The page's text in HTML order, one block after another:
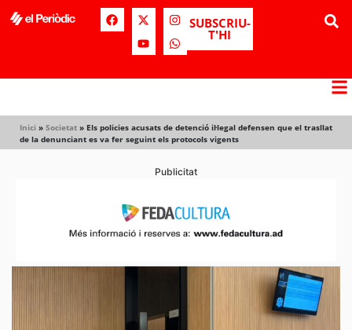
SUBSCRIU-
T'HI
Inici » Societat » Els policies acusats de detenció il·legal defensen que el trasllat
de la denunciant es va fer seguint els protocols vigents
Publicitat